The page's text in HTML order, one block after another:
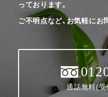
っております。
ご不明点など、お気軽にお
通話無料(